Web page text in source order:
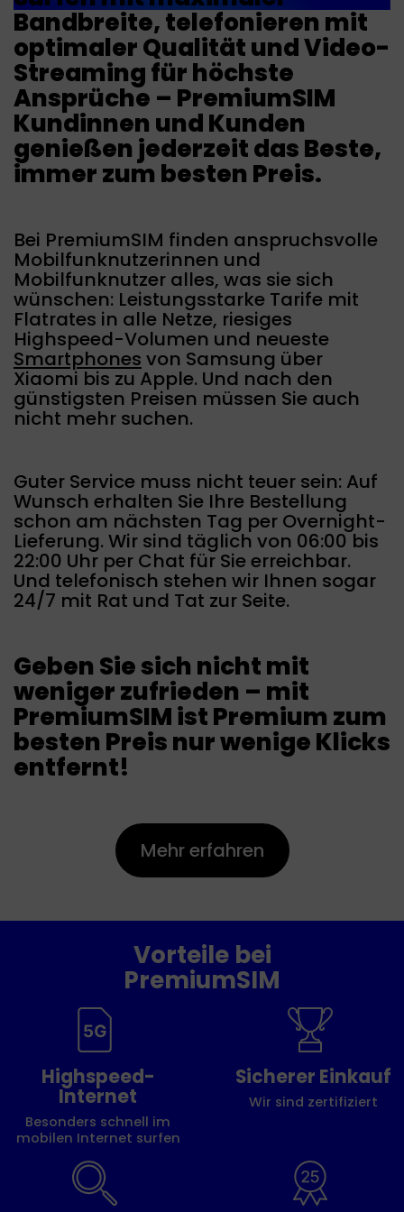
Bandbreite, telefonieren mit
optimaler Qualität und Video-
Streaming für höchste
Ansprüche – PremiumSIM
Kundinnen und Kunden
genießen jederzeit das Beste,
immer zum besten Preis.
Bei PremiumSIM finden anspruchsvolle
Mobilfunknutzerinnen und
Mobilfunknutzer alles, was sie sich
wünschen: Leistungsstarke Tarife mit
Flatrates in alle Netze, riesiges
Highspeed-Volumen und neueste
Smartphones von Samsung über
Xiaomi bis zu Apple. Und nach den
günstigsten Preisen müssen Sie auch
nicht mehr suchen.
Guter Service muss nicht teuer sein: Auf
Wunsch erhalten Sie Ihre Bestellung
schon am nächsten Tag per Overnight-
Lieferung. Wir sind täglich von 06:00 bis
22:00 Uhr per Chat für Sie erreichbar.
Und telefonisch stehen wir Ihnen sogar
24/7 mit Rat und Tat zur Seite.
Geben Sie sich nicht mit
weniger zufrieden – mit
PremiumSIM ist Premium zum
besten Preis nur wenige Klicks
entfernt!
Mehr erfahren
Vorteile bei
PremiumSIM
Highspeed-
Internet
Besonders schnell im
mobilen Internet surfen
Sicherer Einkauf
Wir sind zertifiziert